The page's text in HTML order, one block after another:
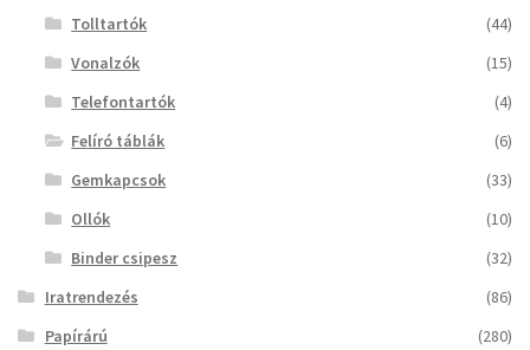
Tolltartók
(44)
Vonalzók
(15)
Telefontartók
(4)
Felíró táblák
(6)
Gemkapcsok
(33)
Ollók
(10)
Binder csipesz
(32)
Iratrendezés
(86)
Papírárú
(280)